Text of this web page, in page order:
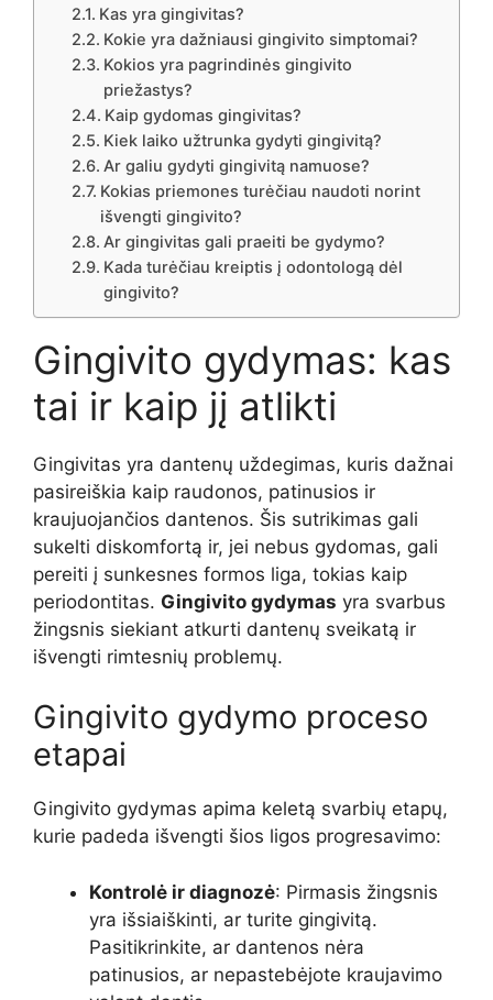
Kas yra gingivitas?
Kokie yra dažniausi gingivito simptomai?
Kokios yra pagrindinės gingivito
priežastys?
Kaip gydomas gingivitas?
Kiek laiko užtrunka gydyti gingivitą?
Ar galiu gydyti gingivitą namuose?
Kokias priemones turėčiau naudoti norint
išvengti gingivito?
Ar gingivitas gali praeiti be gydymo?
Kada turėčiau kreiptis į odontologą dėl
gingivito?
Gingivito gydymas: kas
tai ir kaip jį atlikti
Gingivitas yra dantenų uždegimas, kuris dažnai
pasireiškia kaip raudonos, patinusios ir
kraujuojančios dantenos. Šis sutrikimas gali
sukelti diskomfortą ir, jei nebus gydomas, gali
pereiti į sunkesnes formos liga, tokias kaip
periodontitas. Gingivito gydymas yra svarbus
žingsnis siekiant atkurti dantenų sveikatą ir
išvengti rimtesnių problemų.
Gingivito gydymo proceso
etapai
Gingivito gydymas apima keletą svarbių etapų,
kurie padeda išvengti šios ligos progresavimo:
Kontrolė ir diagnozė: Pirmasis žingsnis
yra išsiaiškinti, ar turite gingivitą.
Pasitikrinkite, ar dantenos nėra
patinusios, ar nepastebėjote kraujavimo